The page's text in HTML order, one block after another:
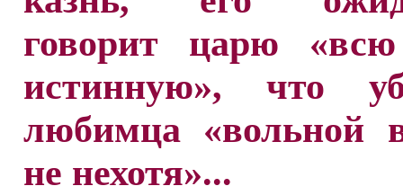
говорит царю
истинную», что
любимца «вольной
не нехотя»...